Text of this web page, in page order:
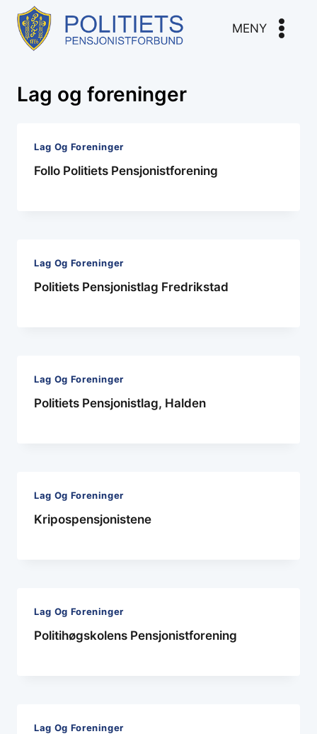
Skip
content
MENY
Lag og foreninger
Lag Og Foreninger
Follo Politiets Pensjonistforening
Lag Og Foreninger
Politiets Pensjonistlag Fredrikstad
Lag Og Foreninger
Politiets Pensjonistlag, Halden
Lag Og Foreninger
Kripospensjonistene
Lag Og Foreninger
Politihøgskolens Pensjonistforening
Lag Og Foreninger